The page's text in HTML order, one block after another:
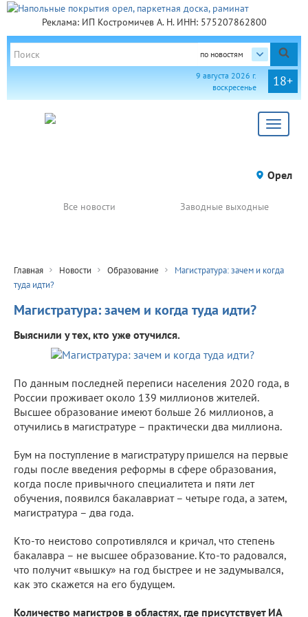
Реклама: ИП Костромичев А. Н. ИНН: 575207862800
по новостям
18+
9 августа 2026 г.
воскресенье
Toggle
Орел
Все новости Заводные выходные
Главная Новости Образование
Магистратура: зачем и когда
туда идти?
Магистратура: зачем и когда туда идти?
Выяснили у тех, кто уже отучился.
По данным последней переписи населения 2020 года, в
России проживает около 139 миллионов жителей.
Высшее образование имеют больше 26 миллионов, а
отучились в магистратуре – практически два миллиона.
Бум на поступление в магистратуру пришелся на первые
годы после введения реформы в сфере образования,
когда после привычного специалитета и пяти лет
обучения, появился бакалавриат – четыре года, а затем,
магистратура – два года.
Кто-то неистово сопротивлялся и кричал, что степень
бакалавра – не высшее образование. Кто-то радовался,
что получит «вышку» на год быстрее и не задумывался,
как это скажется на его будущем.
Количество магистров в областях, где присутствует ИА